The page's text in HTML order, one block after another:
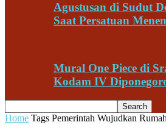
Agustusan di Sudut
Saat Persatuan
Mural One Piece di
Kodam IV
Home Tags Pemerintah Wujudkan